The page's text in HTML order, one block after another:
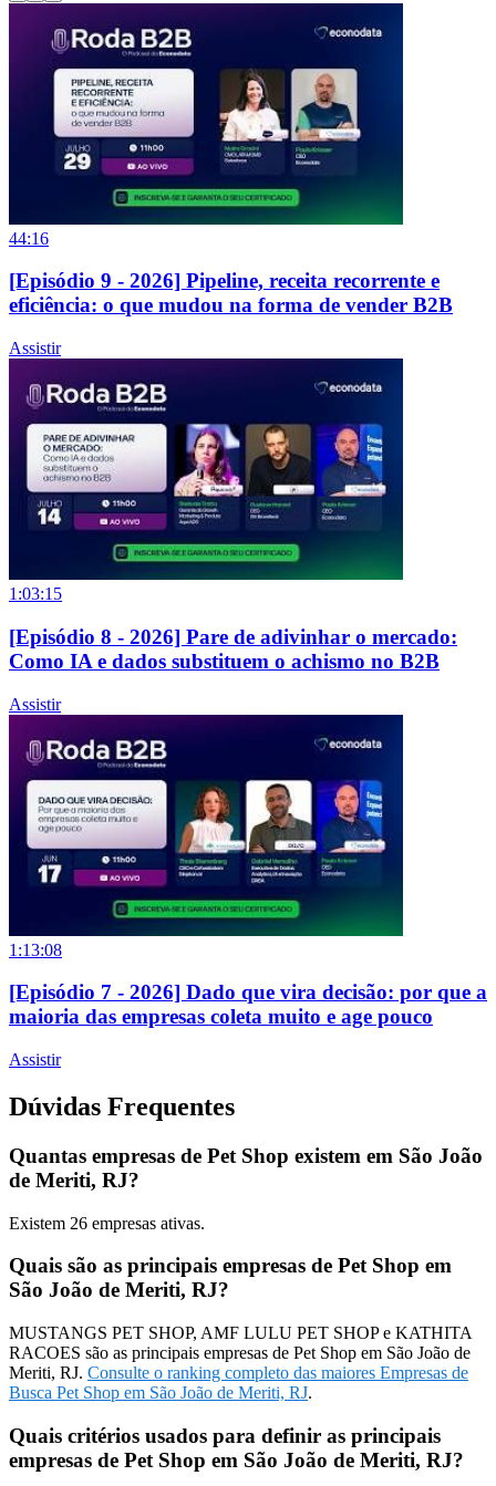
44:16
[Episódio 9 - 2026] Pipeline, receita recorrente e
eficiência: o que mudou na forma de vender B2B
Assistir
1:03:15
[Episódio 8 - 2026] Pare de adivinhar o mercado:
Como IA e dados substituem o achismo no B2B
Assistir
1:13:08
[Episódio 7 - 2026] Dado que vira decisão: por que a
maioria das empresas coleta muito e age pouco
Assistir
Dúvidas Frequentes
Quantas empresas de Pet Shop existem em São João
de Meriti, RJ?
Existem 26 empresas ativas.
Quais são as principais empresas de Pet Shop em
São João de Meriti, RJ?
MUSTANGS PET SHOP, AMF LULU PET SHOP e KATHITA
RACOES são as principais empresas de Pet Shop em São João de
Meriti, RJ. Consulte o ranking completo das maiores Empresas de
Busca Pet Shop em São João de Meriti, RJ.
Quais critérios usados para definir as principais
empresas de Pet Shop em São João de Meriti, RJ?